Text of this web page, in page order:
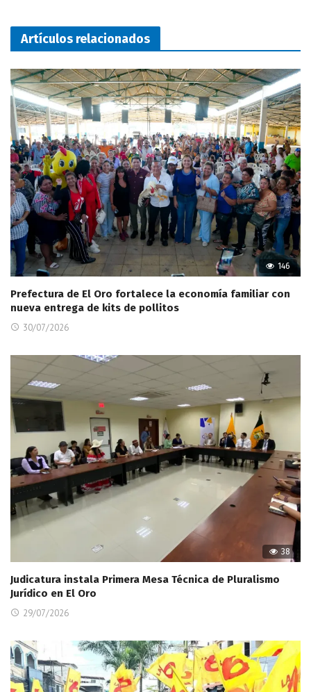
Artículos relacionados
146
Prefectura de El Oro fortalece la economía familiar con
nueva entrega de kits de pollitos
30/07/2026
38
Judicatura instala Primera Mesa Técnica de Pluralismo
Jurídico en El Oro
29/07/2026